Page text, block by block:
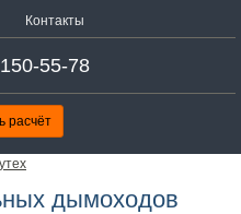
Контакты
55-78
расчёт
дымоходов